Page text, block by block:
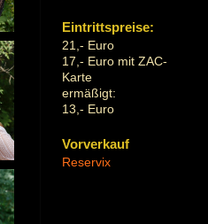
Eintrittspreise:
21,- Euro
17,- Euro mit ZAC-
Karte
ermäßigt:
13,- Euro
Vorverkauf
Reservix